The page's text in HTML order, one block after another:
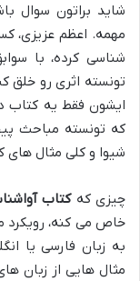
شاید براتون سوال
مهمه. اعظم عزیزی،
شناسی کرده، با
تونسته اثری رو
ایشون فقط یه کتاب
که تونسته مباحث
شیوا و کلی مثال های
چیزی کهکتاب
خاص می کنه، رویکرد
به زبان فارسی یا
مثال هایی از زبان